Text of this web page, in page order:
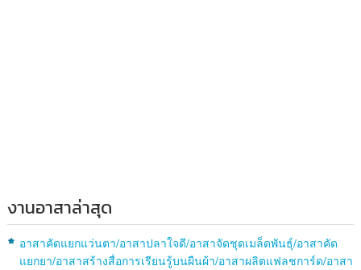
งานอาสาล่าสุด
อาสาคัดแยกแว่นตา/อาสาปลาใจดี/อาสาจัดชุดเมล็ดพันธุ์/อาสาคัด
แยกยา/อาสาสร้างสื่อการเรียนรู้บนผืนผ้า/อาสาผลิตแฟลชการ์ด/อาสา